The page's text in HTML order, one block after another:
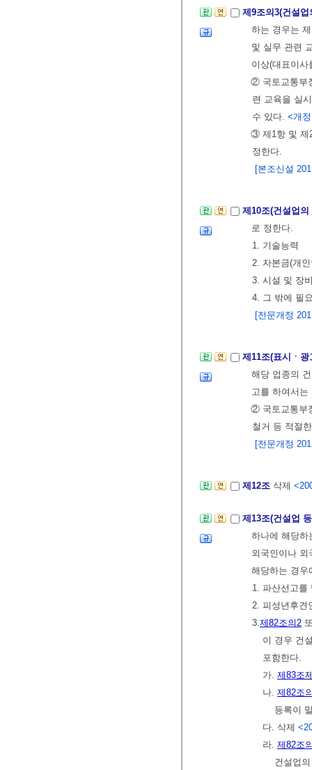
제9조의3(건설
하는 경우는
및 실무 관련
이상(대표이
② 국토교통부
련 교육을 실
수 있다. <개
③ 제1항 및 제
정한다.
[본조신설
제10조(건설업
로 정한다.
1. 기술능력
2. 자본금(개
3. 시설 및 장
4. 그 밖에 필
[전문개정
제11조(표시ㆍ
해당 업종의
고를 하여서
② 국토교통부
철거 등 적절
[전문개정
제12조 삭제
제13조(건설업
하나에 해당
외국인이나
해당하는 경
1. 파산선고를
2. 피성년후견
3.제82조의2
이 경우 건
포함한다.
가. 제83조
나. 제82조
등록이
다. 삭제
라. 제82조
건설업